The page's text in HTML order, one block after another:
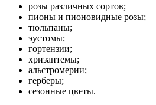
розы различных сортов;
пионы и пионовидные розы;
тюльпаны;
эустомы;
гортензии;
хризантемы;
альстромерии;
герберы;
сезонные цветы.